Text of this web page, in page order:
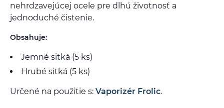
nehrdzavejúcej ocele pre dlhú životnosť a
jednoduché čistenie.
Obsahuje:
Jemné sitká (5 ks)
Hrubé sitká (5 ks)
Určené na použitie s: Vaporizér Frolic.